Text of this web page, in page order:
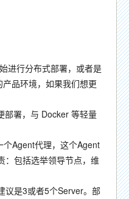
进行分布式部署，或者是
品环境，如果我们想更
署，与 Docker 等轻量
Agent代理，这个Agent
：包括选举领导节点，维
是3或者5个Server。部